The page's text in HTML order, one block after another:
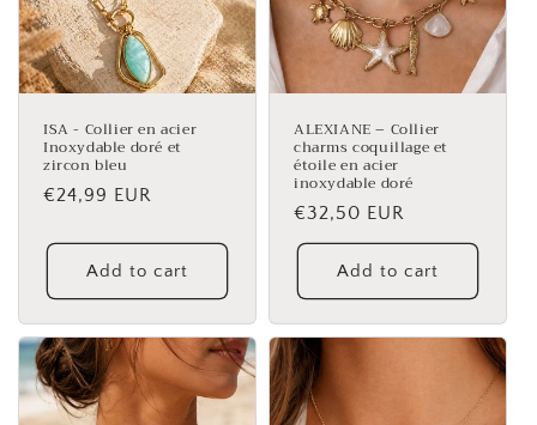
ISA - Collier en acier
Inoxydable doré et
zircon bleu
Regular
€24,99 EUR
Add to cart
ALEXIANE – Collier
charms coquillage et
étoile en acier
inoxydable doré
Regular
price
€32,50 EUR
Add to cart